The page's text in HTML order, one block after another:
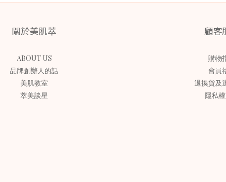
關於美肌萃
ABOUT US
品牌創辦人的話
美肌教室
萃美談星
顧客
購物
會員
退換貨及
隱私